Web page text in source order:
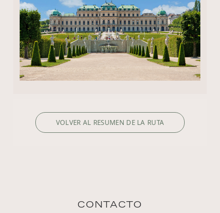
VOLVER AL RESUMEN DE LA RUTA
CONTACTO